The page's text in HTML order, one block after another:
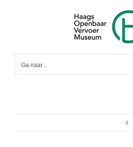
Ga naar...